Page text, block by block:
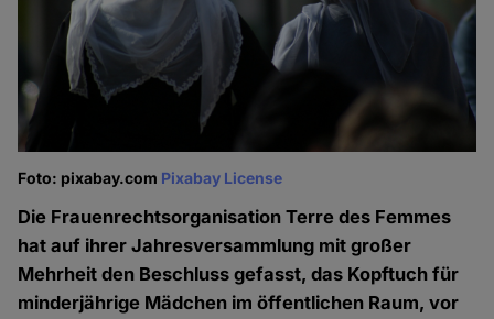
Foto: pixabay.com Pixabay License
Die Frauenrechtsorganisation Terre des Femmes
hat auf ihrer Jahresversammlung mit großer
Mehrheit den Beschluss gefasst, das Kopftuch für
minderjährige Mädchen im öffentlichen Raum, vor